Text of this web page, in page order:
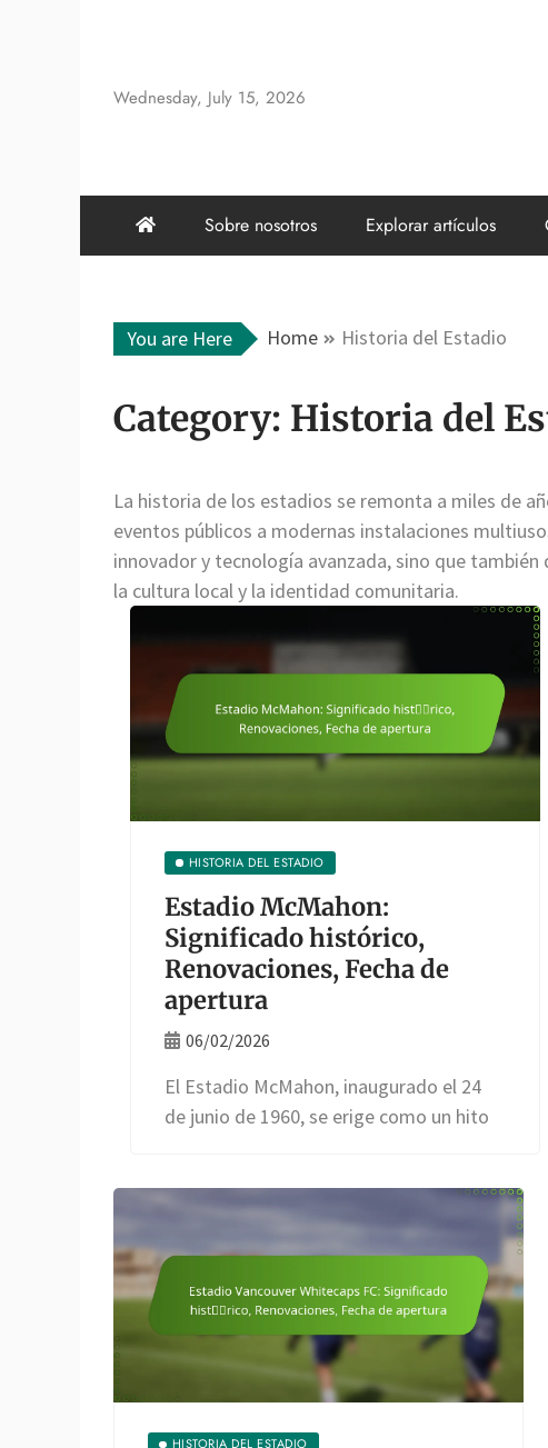
Wednesday, July 15, 2026
Sobre nosotros Explorar artículos
You are Here Home Historia del Estadio
Category: Historia del
La historia de los estadios se remonta a miles de
eventos públicos a modernas instalaciones
innovador y tecnología avanzada, sino que
la cultura local y la identidad comunitaria.
HISTORIA DEL ESTADIO
Estadio McMahon:
Significado histórico,
Renovaciones, Fecha de
apertura
06/02/2026
El Estadio McMahon, inaugurado el 24
de junio de 1960, se erige como un hito
HISTORIA DEL ESTADIO